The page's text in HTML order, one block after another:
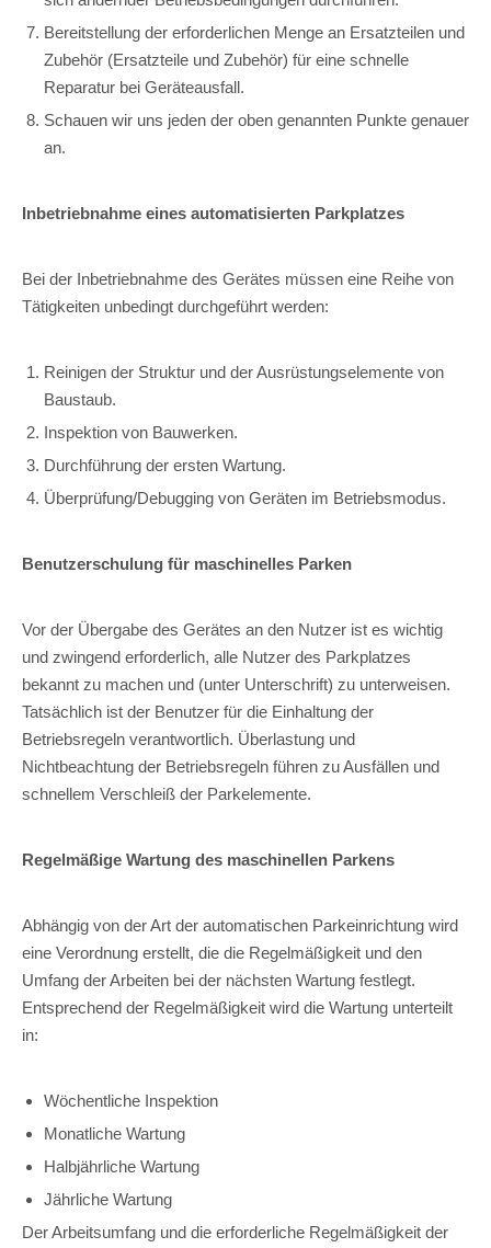
Bereitstellung der erforderlichen Menge an Ersatzteilen und
Zubehör (Ersatzteile und Zubehör) für eine schnelle
Reparatur bei Geräteausfall.
Schauen wir uns jeden der oben genannten Punkte genauer
an.
Inbetriebnahme eines automatisierten Parkplatzes
Bei der Inbetriebnahme des Gerätes müssen eine Reihe von
Tätigkeiten unbedingt durchgeführt werden:
Reinigen der Struktur und der Ausrüstungselemente von
Baustaub.
Inspektion von Bauwerken.
Durchführung der ersten Wartung.
Überprüfung/Debugging von Geräten im Betriebsmodus.
Benutzerschulung für maschinelles Parken
Vor der Übergabe des Gerätes an den Nutzer ist es wichtig
und zwingend erforderlich, alle Nutzer des Parkplatzes
bekannt zu machen und (unter Unterschrift) zu unterweisen.
Tatsächlich ist der Benutzer für die Einhaltung der
Betriebsregeln verantwortlich. Überlastung und
Nichtbeachtung der Betriebsregeln führen zu Ausfällen und
schnellem Verschleiß der Parkelemente.
Regelmäßige Wartung des maschinellen Parkens
Abhängig von der Art der automatischen Parkeinrichtung wird
eine Verordnung erstellt, die die Regelmäßigkeit und den
Umfang der Arbeiten bei der nächsten Wartung festlegt.
Entsprechend der Regelmäßigkeit wird die Wartung unterteilt
in:
Wöchentliche Inspektion
Monatliche Wartung
Halbjährliche Wartung
Jährliche Wartung
Der Arbeitsumfang und die erforderliche Regelmäßigkeit der